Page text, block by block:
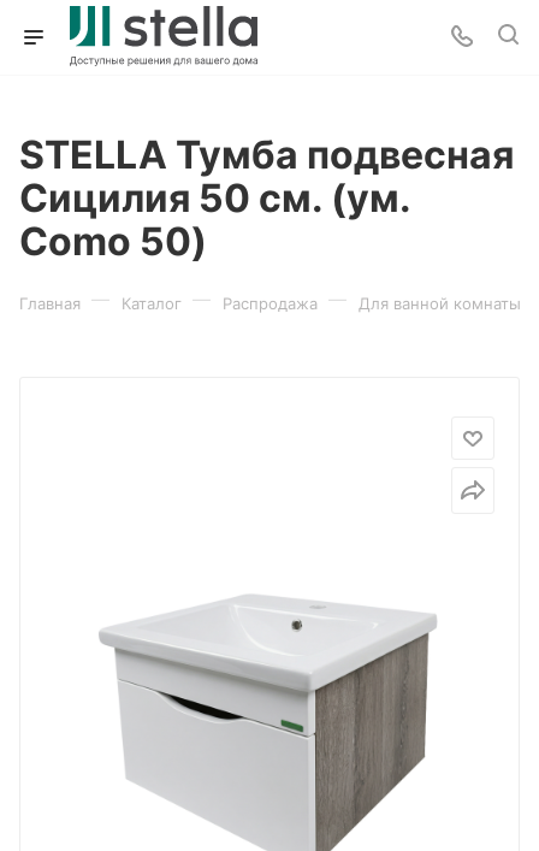
STELLA Тумба подвесная
Сицилия 50 см. (ум.
Como 50)
Главная — Каталог — Распродажа — Для ванной комнаты